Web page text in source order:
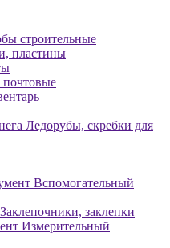
строительные
пластины
Ледорубы, скребки для
Вспомогательный
Заклепочники, заклепки
Измерительный